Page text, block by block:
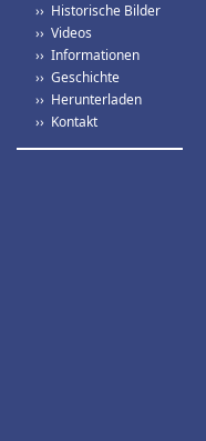
›› Historische Bilder
›› Videos
›› Informationen
›› Geschichte
›› Herunterladen
›› Kontakt